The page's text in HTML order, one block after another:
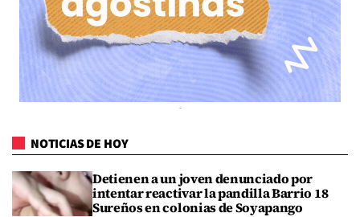
NOTICIAS DE HOY
Detienen a un joven denunciado por
intentar reactivar la pandilla Barrio 18
Sureños en colonias de Soyapango